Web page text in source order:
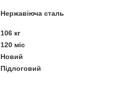
Нержавіюча сталь
106 кг
120 міс
Новий
Підлоговий